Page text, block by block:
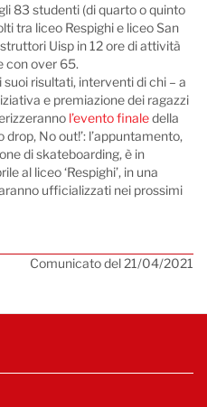
83 studenti (di quarto o quinto
tra liceo Respighi e liceo San
Uisp in 12 ore di attività
con over 65.
risultati, interventi di chi – a
e premiazione dei ragazzi
l’evento finaledella
No out!’: l’appuntamento,
di skateboarding, è in
al liceo ‘Respighi’, in una
ufficializzati nei prossimi
Comunicato del 21/04/2021